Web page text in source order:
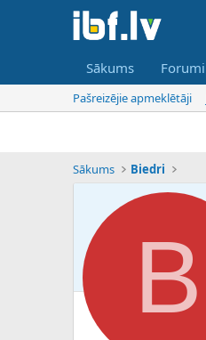
Sākums Forumi
Pašreizējie apmeklētāji
Sākums Biedri
B